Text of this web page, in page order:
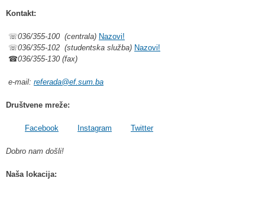
Kontakt:
☏036/355-100 (centrala) Nazovi!
☏036/355-102 (studentska služba) Nazovi!
☎036/355-130 (fax)
e-mail: referada@ef.sum.ba
Društvene mreže:
Facebook Instagram Twitter
Dobro nam došli!
Naša lokacija: